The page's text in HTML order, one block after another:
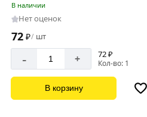
В наличии
Нет оценок
72 ₽/ шт
- + 72 ₽
Кол-во: 1
В корзину